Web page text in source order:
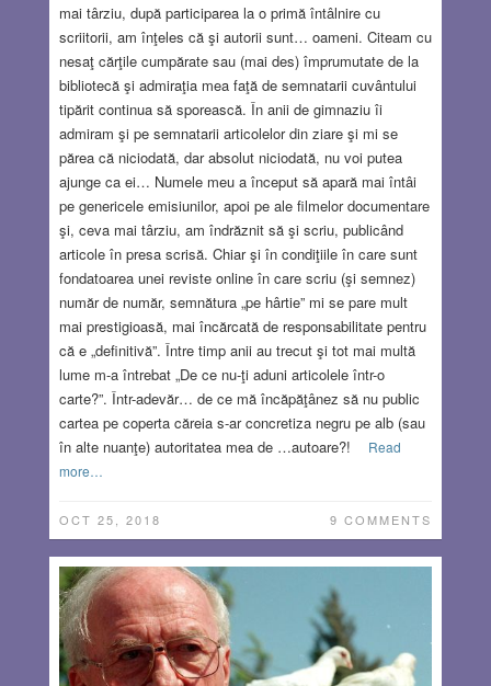
mai târziu, după participarea la o primă întâlnire cu
scriitorii, am înţeles că şi autorii sunt… oameni. Citeam cu
nesaţ cărţile cumpărate sau (mai des) împrumutate de la
bibliotecă şi admiraţia mea faţă de semnatarii cuvântului
tipărit continua să sporească. În anii de gimnaziu îi
admiram şi pe semnatarii articolelor din ziare şi mi se
părea că niciodată, dar absolut niciodată, nu voi putea
ajunge ca ei… Numele meu a început să apară mai întâi
pe genericele emisiunilor, apoi pe ale filmelor documentare
şi, ceva mai târziu, am îndrăznit să şi scriu, publicând
articole în presa scrisă. Chiar şi în condiţiile în care sunt
fondatoarea unei reviste online în care scriu (şi semnez)
număr de număr, semnătura „pe hârtie” mi se pare mult
mai prestigioasă, mai încărcată de responsabilitate pentru
că e „definitivă”. Între timp anii au trecut şi tot mai multă
lume m-a întrebat „De ce nu-ţi aduni articolele într-o
carte?”. Într-adevăr… de ce mă încăpăţânez să nu public
cartea pe coperta căreia s-ar concretiza negru pe alb (sau
în alte nuanţe) autoritatea mea de …autoare?!
Read
more…
OCT 25, 2018 9 COMMENTS